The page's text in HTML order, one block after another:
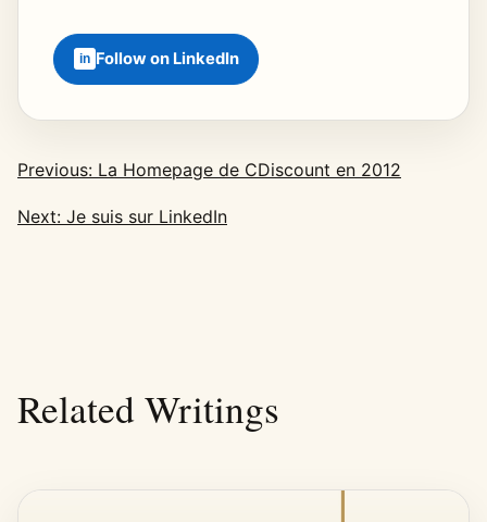
Follow on LinkedIn
Previous: La Homepage de CDiscount en 2012
Next: Je suis sur LinkedIn
Related Writings